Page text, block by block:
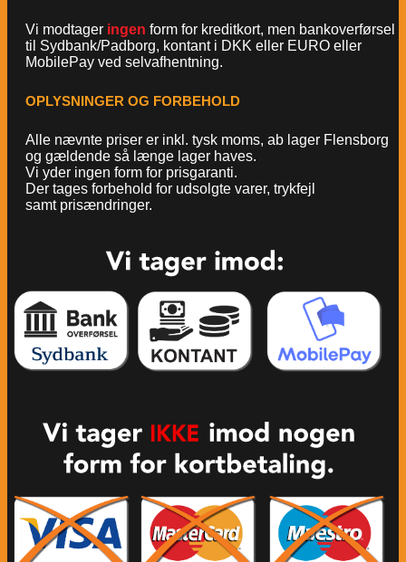
Vi modtager ingen form for kreditkort, men bankoverførsel
til Sydbank/Padborg, kontant i DKK eller EURO eller
MobilePay ved selvafhentning.
OPLYSNINGER OG FORBEHOLD
Alle nævnte priser er inkl. tysk moms, ab lager Flensborg
og gældende så længe lager haves.
Vi yder ingen form for prisgaranti.
Der tages forbehold for udsolgte varer, trykfejl
samt prisændringer.